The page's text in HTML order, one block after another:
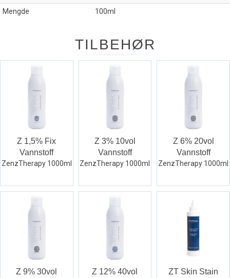
Mengde
100ml
TILBEHØR
Z 1,5% Fix
Vannstoff
ZenzTherapy 1000ml
Z 3% 10vol
Vannstoff
ZenzTherapy 1000ml
Z 6% 20vol
Vannstoff
ZenzTherapy 1000ml
Z 9% 30vol
Z 12% 40vol
ZT Skin Stain